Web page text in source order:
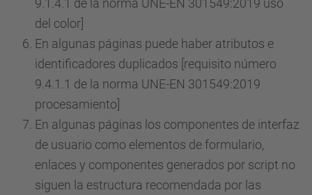
9.1.4.1 de la norma UNE-EN 301549:2019 uso
del color]
En algunas páginas puede haber atributos e
identificadores duplicados [requisito número
9.4.1.1 de la norma UNE-EN 301549:2019
procesamiento]
En algunas páginas los componentes de interfaz
de usuario como elementos de formulario,
enlaces y componentes generados por script no
siguen la estructura recomendada por las